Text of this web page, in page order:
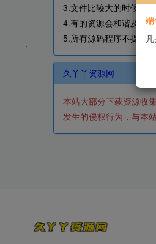
3.文件比较大的时候，
4.有的资源会和谐及时
5.所有源码程序不提供
久丫丫资源网
本站大部分下载资源收
发生的侵权行为，与本